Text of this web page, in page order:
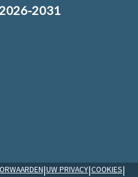
2031
|UW PRIVACY|COOKIES|